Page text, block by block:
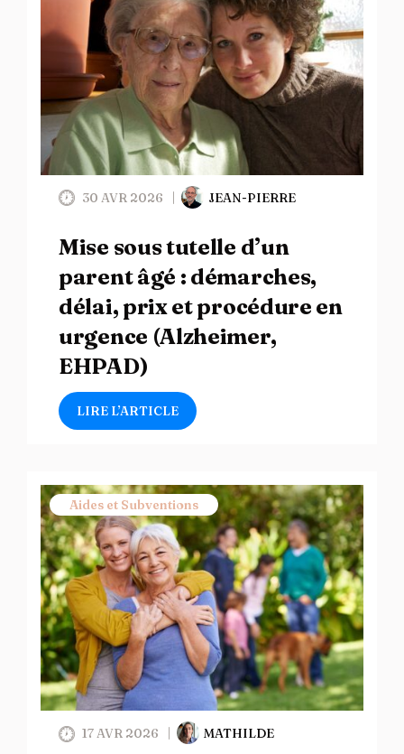
30 AVR 2026 JEAN-PIERRE
Mise sous tutelle d’un
parent âgé : démarches,
délai, prix et procédure en
urgence (Alzheimer,
EHPAD)
LIRE L’ARTICLE
Aides et Subventions
17 AVR 2026 MATHILDE